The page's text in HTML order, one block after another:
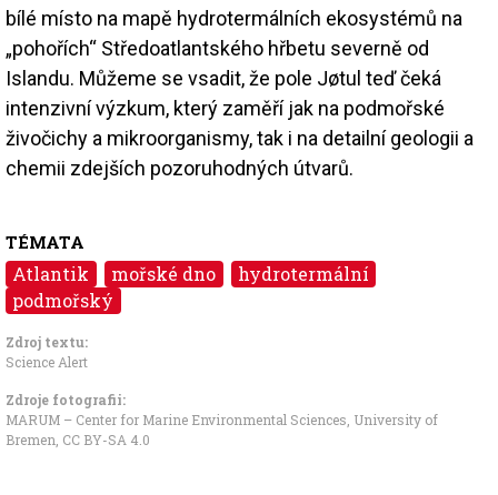
bílé místo na mapě hydrotermálních ekosystémů na
„pohořích“ Středoatlantského hřbetu severně od
Islandu. Můžeme se vsadit, že pole Jøtul teď čeká
intenzivní výzkum, který zaměří jak na podmořské
živočichy a mikroorganismy, tak i na detailní geologii a
chemii zdejších pozoruhodných útvarů.
TÉMATA
Atlantik mořské dno
hydrotermální
podmořský
Zdroj textu:
Science Alert
Zdroje fotografii:
MARUM – Center for Marine Environmental Sciences, University of
Bremen CC BY-SA 4.0